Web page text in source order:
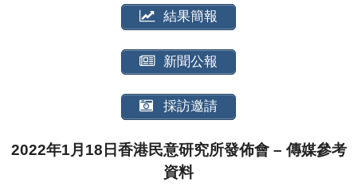
結果簡報
新聞公報
採訪邀請
2022年1月18日香港民意研究所發佈會 – 傳媒參考
資料